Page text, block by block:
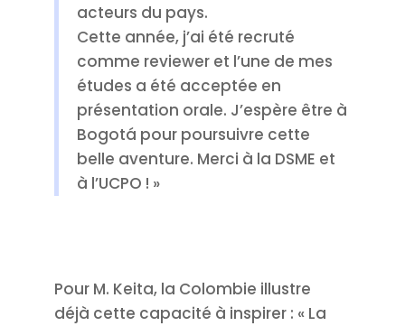
acteurs du pays.
Cette année, j’ai été recruté
comme reviewer et l’une de mes
études a été acceptée en
présentation orale. J’espère être à
Bogotá pour poursuivre cette
belle aventure. Merci à la DSME et
à l’UCPO ! »
Pour M. Keita, la Colombie illustre
déjà cette capacité à inspirer : « La